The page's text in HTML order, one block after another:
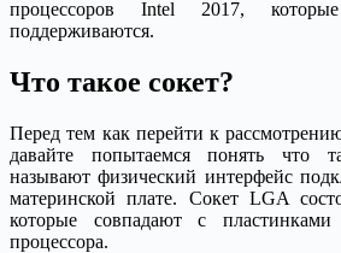
процессоров Intel 2017,
поддерживаются.
Что такое сокет?
Перед тем как перейти к
давайте попытаемся понять что
называют физический интерфейс
материнской плате. Сокет LGA
которые совпадают с
процессора.